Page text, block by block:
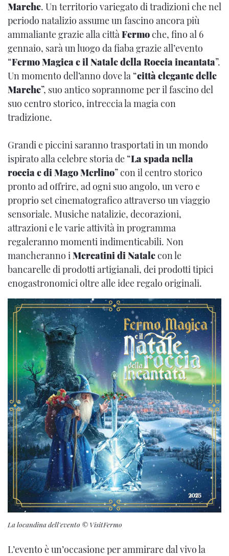
Marche. Un territorio variegato di tradizioni che nel
periodo natalizio assume un fascino ancora più
ammaliante grazie alla cittàFermoche, fino al 6
gennaio, sarà un luogo da fiaba grazie all’evento
“Fermo Magica e il Natale della Roccia incantata”.
Un momento dell’anno dove la “città elegante delle
Marche”, suo antico soprannome per il fascino del
suo centro storico, intreccia la magia con
tradizione.
Grandi e piccini saranno trasportati in un mondo
ispirato alla celebre storia de “La spada nella
roccia e di Mago Merlino” con il centro storico
pronto ad offrire, ad ogni suo angolo, un vero e
proprio set cinematografico attraverso un viaggio
sensoriale. Musiche natalizie, decorazioni,
attrazioni e le varie attività in programma
regaleranno momenti indimenticabili. Non
mancheranno iMercatini di Natalecon le
bancarelle di prodotti artigianali, dei prodotti tipici
enogastronomici oltre alle idee regalo originali.
La locandina dell'evento © VisitFermo
L’evento è un’occasione per ammirare dal vivo la